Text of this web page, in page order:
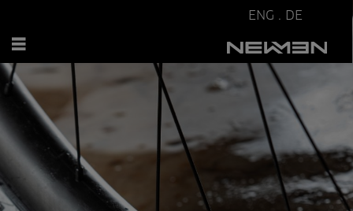
ENG . DE